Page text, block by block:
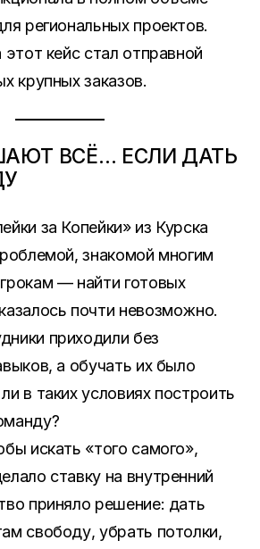
региональных проектов.
кейс стал отправной
крупных заказов.
ВСЁ… ЕСЛИ ДАТЬ
за Копейки» из Курска
знакомой многим
— найти готовых
почти невозможно.
приходили без
а обучать их было
в таких условиях построить
искать «того самого»,
ставку на внутренний
приняло решение: дать
свободу, убрать потолки,